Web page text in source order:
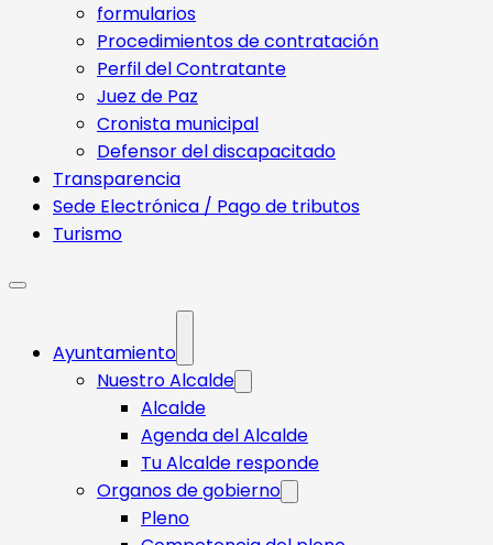
formularios
Procedimientos de contratación
Perfil del Contratante
Juez de Paz
Cronista municipal
Defensor del discapacitado
Transparencia
Sede Electrónica / Pago de tributos
Turismo
Ayuntamiento
Nuestro Alcalde
Alcalde
Agenda del Alcalde
Tu Alcalde responde​
Organos de gobierno
Pleno